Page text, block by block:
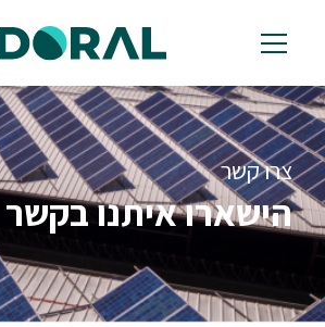
צרו קשר
הישארו איתנו בקשר